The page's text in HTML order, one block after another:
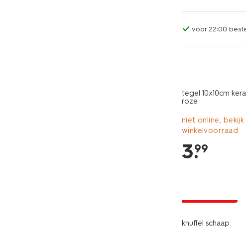
voor 22:00
tegel 10x10cm
roze
niet online, bekijk
winkelvoorraad
3.
99
knuffel schaap